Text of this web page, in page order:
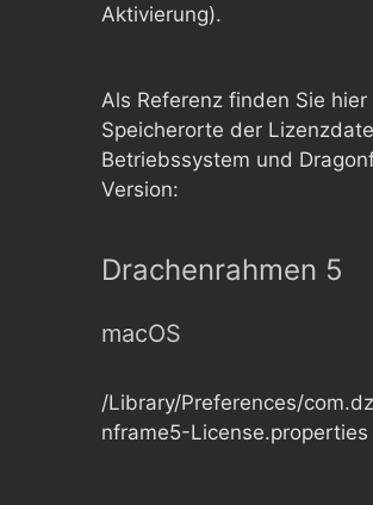
Aktivierung).
Als Referenz finden Sie hier
Speicherorte der
Betriebssystem und
Version:
Drachenrahmen 5
macOS
/Library/Preferences/
nframe5-License.properties